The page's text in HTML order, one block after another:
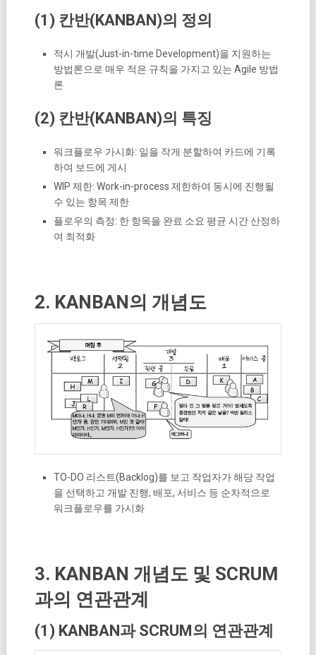
(1) 칸반(KANBAN)의 정의
적시 개발(Just-in-time Development)을 지원하는
방법론으로 매우 적은 규칙을 가지고 있는 Agile 방법
론
(2) 칸반(KANBAN)의 특징
워크플로우 가시화: 일을 작게 분할하여 카드에 기록
하여 보드에 게시
WIP 제한: Work-in-process 제한하여 동시에 진행될
수 있는 항목 제한
플로우의 측정: 한 항목을 완료 소요 평균 시간 산정하
여 최적화
2. KANBAN의 개념도
TO-DO 리스트(Backlog)를 보고 작업자가 해당 작업
을 선택하고 개발 진행, 배포, 서비스 등 순차적으로
워크플로우를 가시화
3. KANBAN 개념도 및 SCRUM
과의 연관관계
(1) KANBAN과 SCRUM의 연관관계